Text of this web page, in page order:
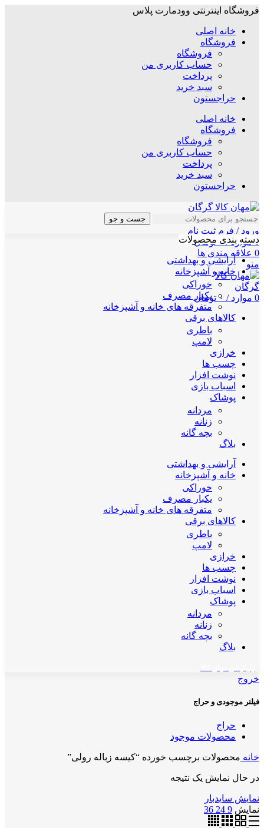
فروشگاه اینترنتی وودمارت پلاس
خانه اصلی
فروشگاه
فروشگاه
حساب کاربری من
پرداخت
سبد خرید
حراجستون
خانه اصلی
فروشگاه
فروشگاه
حساب کاربری من
پرداخت
سبد خرید
حراجستون
جست و جو
ورود / فرم ثبت نام
0 موارد / ۰ تومان
0 علاقه مندی ها
منو
0 موارد / ۰ تومان
دسته بندی محصولات
آرایشی و بهداشتی
خانه و آشپزخانه
خوراکی
یکبار مصرف
متفرقه های خانه و آشپزخانه
کالاهای برقی
باطری
لامپ
خرازی
چسب ها
نوشت افزار
اسباب بازی
پوشاک
مردانه
زنانه
بچه گانه
بلاگ
آرایشی و بهداشتی
خانه و آشپزخانه
خوراکی
یکبار مصرف
متفرقه های خانه و آشپزخانه
کالاهای برقی
باطری
لامپ
خرازی
چسب ها
نوشت افزار
اسباب بازی
پوشاک
مردانه
زنانه
بچه گانه
بلاگ
خروج
فیلتر موجودی و حراج
حراج
محصولات موجود
خانه محصولات برچسب خورده “کیسه زباله رولی”
در حال نمایش یک نتیجه
نمایش سایدبار
نمایش 9
24
36